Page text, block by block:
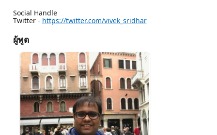
Social Handle
Twitter - https://twitter.com/vivek_sridhar
ผู้พูด